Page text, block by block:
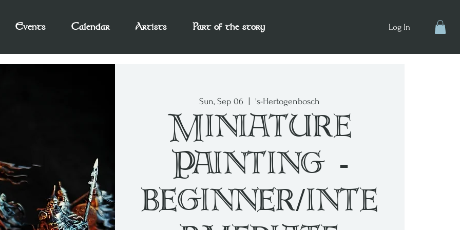
Events Calendar Artists Part of the story Log In
Sun, Sep 06 's-Hertogenbosch
Miniature
Painting -
beginner/inte